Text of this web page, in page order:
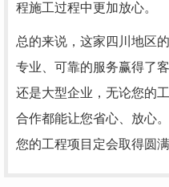
程施工过程中更加放心。
总的来说，这家四川地区
专业、可靠的服务赢得了
还是大型企业，无论您的
合作都能让您省心、放心
您的工程项目定会取得圆满